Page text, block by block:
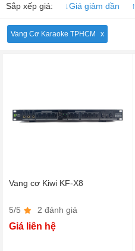
Sắp xếp giá: ↓Giá giảm dần ↑
Vang Cơ Karaoke TPHCM
Vang cơ Kiwi KF-X8
5/5 2 đánh giá
Giá liên hệ